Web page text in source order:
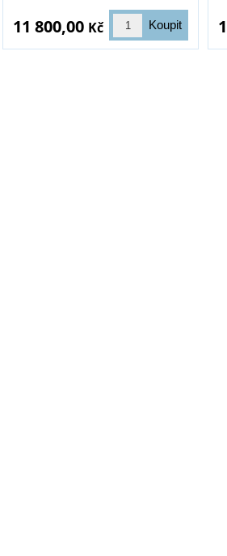
11 800,00 Kč
odborné veřejnosti od 18 let a
střelivo. Splňujete tyto podmínky?